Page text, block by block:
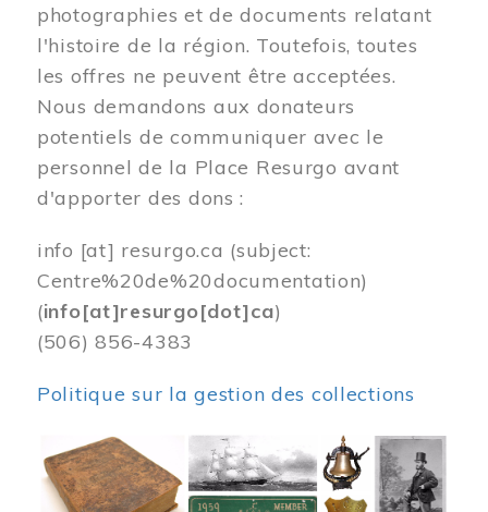
photographies et de documents relatant
l'histoire de la région. Toutefois, toutes
les offres ne peuvent être acceptées.
Nous demandons aux donateurs
potentiels de communiquer avec le
personnel de la Place Resurgo avant
d'apporter des dons :
info [at] resurgo.ca (subject:
Centre%20de%20documentation)
(info[at]resurgo[dot]ca)
(506) 856-4383
Politique sur la gestion des collections